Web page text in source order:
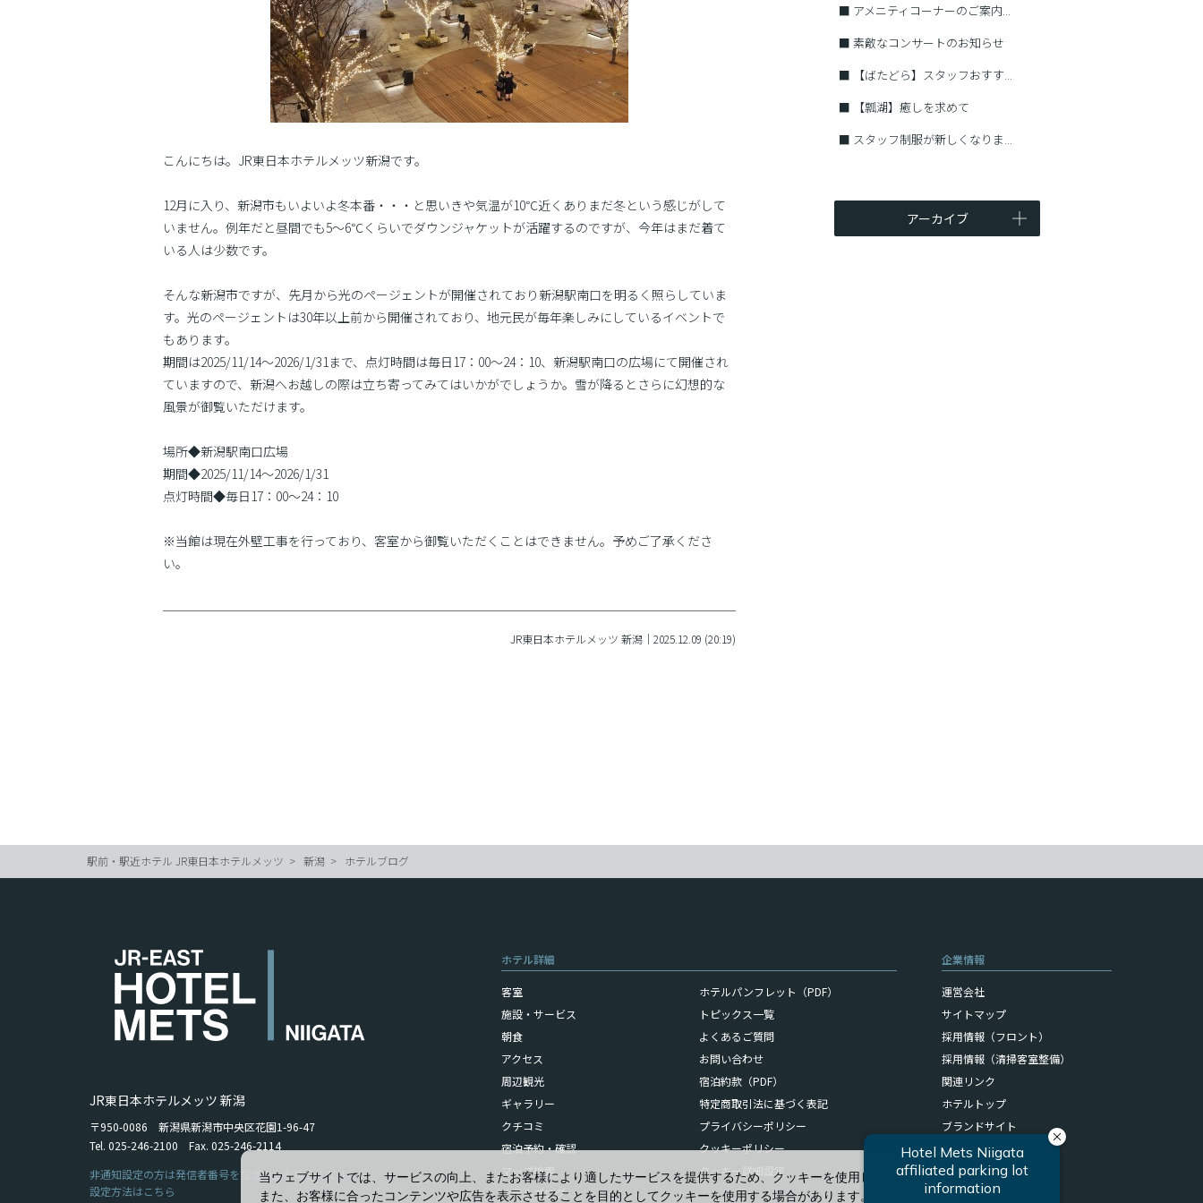
こんにちは。JR東日本ホテルメッツ新潟です。
12月に入り、新潟市もいよいよ冬本番・・・と思いきや気温が10℃近くありまだ冬という感じがして
いません。例年だと昼間でも5〜6℃くらいでダウンジャケットが活躍するのですが、今年はまだ着て
いる人は少数です。
そんな新潟市ですが、先月から光のページェントが開催されており新潟駅南口を明るく照らしていま
す。光のページェントは30年以上前から開催されており、地元民が毎年楽しみにしているイベントで
もあります。
期間は2025/11/14〜2026/1/31まで、点灯時間は毎日17：00〜24：10、新潟駅南口の広場にて開催され
ていますので、新潟へお越しの際は立ち寄ってみてはいかがでしょうか。雪が降るとさらに幻想的な
風景が御覧いただけます。
場所◆新潟駅南口広場
期間◆2025/11/14〜2026/1/31
点灯時間◆毎日17：00〜24：10
※当館は現在外壁工事を行っており、客室から御覧いただくことはできません。予めご了承くださ
い。
JR東日本ホテルメッツ 新潟｜2025.12.09 (20:19)
■ アメニティコーナーのご案内...
■ 素敵なコンサートのお知らせ
■
【ばたどら】スタッフおすす...
■
【瓢湖】癒しを求めて
■ スタッフ制服が新しくなりま...
アーカイブ
駅前・駅近ホテル JR東日本ホテルメッツ 新潟 ホテルブログ
ホテル詳細
客室
施設・サービス
朝食
アクセス
周辺観光
ギャラリー
クチコミ
宿泊予約・確認
マップ検索
ホテルブログ
ホテルパンフレット（PDF）
トピックス一覧
よくあるご質問
お問い合わせ
宿泊約款（PDF）
特定商取引法に基づく表記
プライバシーポリシー
クッキーポリシー
クッキー詳細設定
企業情報
運営会社
サイトマップ
採用情報（フロント）
採用情報（清掃客室整備）
関連リンク
ホテルトップ
ブランドサイト
JR東日本ホテルメッツ 新潟
〒950-0086 新潟県新潟市中央区花園1-96-47
Tel. 025-246-2100 Fax. 025-246-2114
非通知設定の方は発信者番号を設定の上お電話ください。
設定方法はこちら
当ウェブサイトでは、サービスの向上、またお客様により適したサービスを提供するため、クッキーを使用しています。
また、お客様に合ったコンテンツや広告を表示させることを目的としてクッキーを使用する場合があります。